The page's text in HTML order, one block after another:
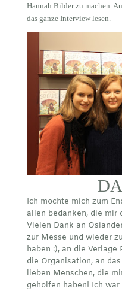
Hannah Bilder zu machen.
das ganze Interview lesen.
Ich möchte mich zum
allen bedanken, die mir
Vielen Dank an
zur Messe und wieder
haben :), an die Verlage
die Organisation, an
lieben Menschen, die
geholfen haben! Ich